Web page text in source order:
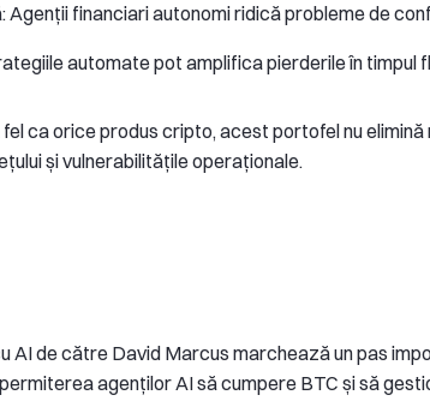
Agenții financiari autonomi ridică probleme de
automate pot amplifica pierderile în timpul
ca orice produs cripto, acest portofel nu
și vulnerabilitățile operaționale.
AI de către David Marcus marchează un pas
agenților AI să cumpere BTC și să